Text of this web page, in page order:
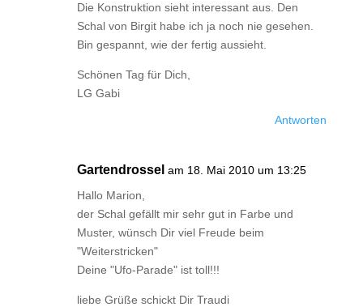
Die Konstruktion sieht interessant aus. Den
Schal von Birgit habe ich ja noch nie gesehen.
Bin gespannt, wie der fertig aussieht.
Schönen Tag für Dich,
LG Gabi
Antworten
Gartendrossel am 18. Mai 2010 um 13:25
Hallo Marion,
der Schal gefällt mir sehr gut in Farbe und
Muster, wünsch Dir viel Freude beim
"Weiterstricken"
Deine "Ufo-Parade" ist toll!!!
liebe Grüße schickt Dir Traudi